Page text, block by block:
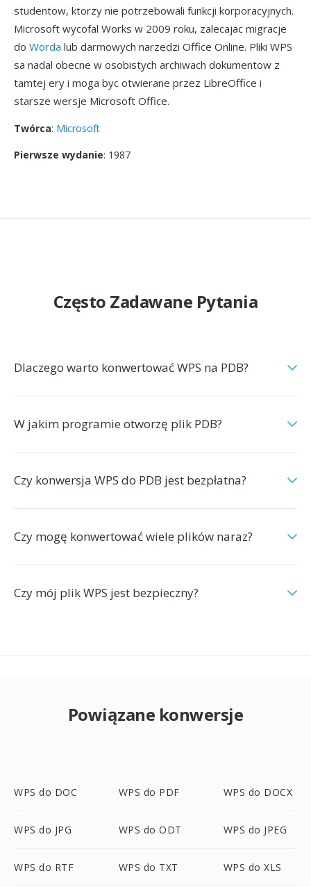
studentow, ktorzy nie potrzebowali funkcji korporacyjnych.
Microsoft wycofal Works w 2009 roku, zalecajac migracje
do Worda lub darmowych narzedzi Office Online. Pliki WPS
sa nadal obecne w osobistych archiwach dokumentow z
tamtej ery i moga byc otwierane przez LibreOffice i
starsze wersje Microsoft Office.
Twórca: Microsoft
Pierwsze wydanie: 1987
Często Zadawane Pytania
Dlaczego warto konwertować WPS na PDB?
W jakim programie otworzę plik PDB?
Czy konwersja WPS do PDB jest bezpłatna?
Czy mogę konwertować wiele plików naraz?
Czy mój plik WPS jest bezpieczny?
Powiązane konwersje
WPS do DOC WPS do PDF WPS do DOCX
WPS do JPG WPS do ODT WPS do JPEG
WPS do RTF WPS do TXT WPS do XLS